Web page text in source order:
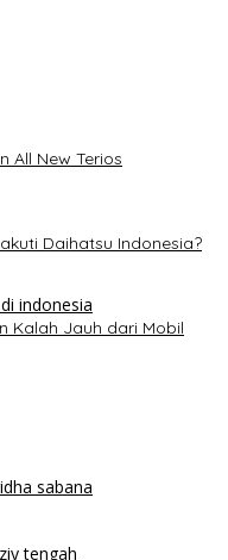
All New Terios
Daihatsu Indonesia?
Kalah Jauh dari Mobil